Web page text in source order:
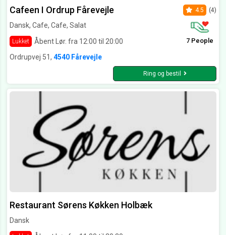
Cafeen I Ordrup Fårevejle
Dansk, Cafe, Cafe, Salat
Lukket Åbent Lør. fra 12:00 til 20:00
4.5 (4)
7 People
Ordrupvej 51, 4540 Fårevejle
Ring og bestil
Restaurant Sørens Køkken Holbæk
Dansk